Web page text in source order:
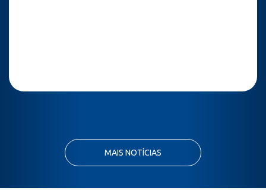
MAIS NOTÍCIAS